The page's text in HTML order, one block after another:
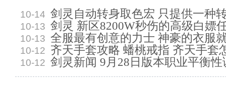
10-14 剑灵自动转身取色宏 只提供一种
10-13 剑灵 新区8200W秒伤的高级白嫖
10-13 全服最有创意的力士 神豪的衣服
10-12 齐天手套攻略 蟠桃戒指 齐天手套
10-12 剑灵新闻 9月28日版本职业平衡性